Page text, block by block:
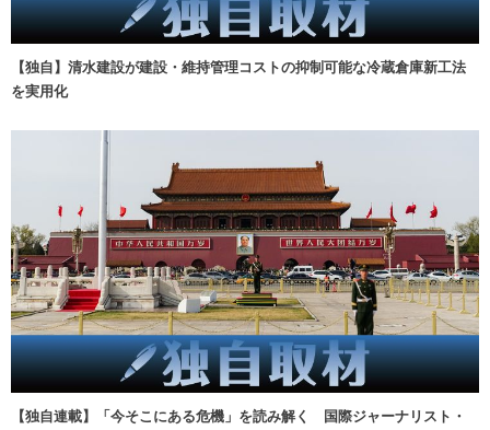
【独自】清水建設が建設・維持管理コストの抑制可能な冷蔵倉庫新工法
を実用化
【独自連載】「今そこにある危機」を読み解く 国際ジャーナリスト・